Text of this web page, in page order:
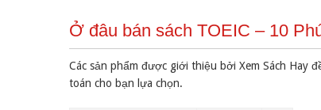
Ở đâu bán sách TOEIC – 10
Các sản phẩm được giới thiệu bởi Xem Sách Hay
toán cho bạn lựa chọn.